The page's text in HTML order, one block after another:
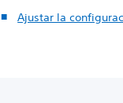
Ajustar la